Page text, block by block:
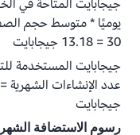
جيجابايت المتاحة في
30 = 13.18 جيجابايت
جيجابايت المستخدمة
جيجابايت